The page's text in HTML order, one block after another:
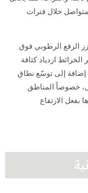
خلال فترات
الرفع الرطوبي فوق
ازدياد كثافة
إضافة إلى توسّع نطاق
خصوصاً المناطق
بفعل الارتفاع